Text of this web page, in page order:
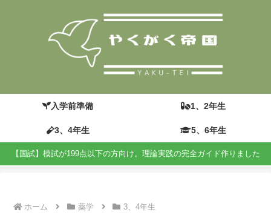
入学前準備 1、2年生
3、4年生 5、6年生
【国試】模試が199点以下の方向け。理論実践の完全ガイド作りました
ホーム 薬学 3、4年生